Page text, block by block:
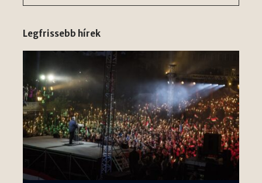
Legfrissebb hírek